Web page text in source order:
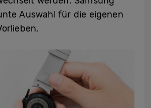
Auswahl für die eigenen